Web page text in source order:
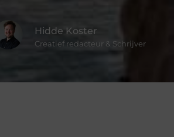
Hidde Koster
Creatief redacteur & Schrijver